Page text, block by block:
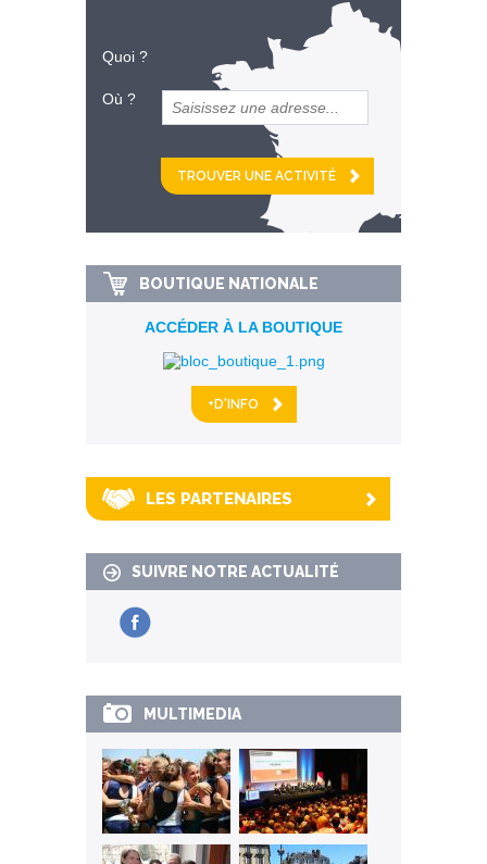
Quoi ?
Où ?
et
km alentour
BOUTIQUE NATIONALE
ACCÉDER À LA BOUTIQUE
+D'INFO
LES PARTENAIRES
SUIVRE NOTRE ACTUALITÉ
MULTIMEDIA